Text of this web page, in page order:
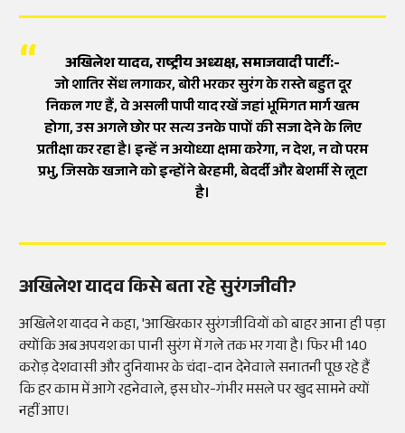
अखिलेश यादव, राष्ट्रीय अध्यक्ष, समाजवादी पार्टी:-
जो शातिर सेंध लगाकर, बोरी भरकर सुरंग के रास्ते बहुत दूर
निकल गए हैं, वे असली पापी याद रखें जहां भूमिगत मार्ग खत्म
होगा, उस अगले छोर पर सत्य उनके पापों की सजा देने के लिए
प्रतीक्षा कर रहा है। इन्हें न अयोध्या क्षमा करेगा, न देश, न वो परम
प्रभु, जिसके खजाने को इन्होंने बेरहमी, बेदर्दी और बेशर्मी से लूटा
है।
अखिलेश यादव किसे बता रहे सुरंगजीवी?
अखिलेश यादव ने कहा, 'आखिरकार सुरंगजीवियों को बाहर आना ही पड़ा
क्योंकि अब अपयश का पानी सुरंग में गले तक भर गया है। फिर भी 140
करोड़ देशवासी और दुनियाभर के चंदा-दान देनेवाले सनातनी पूछ रहे हैं
कि हर काम में आगे रहनेवाले, इस घोर-गंभीर मसले पर खुद सामने क्यों
नहीं आए।